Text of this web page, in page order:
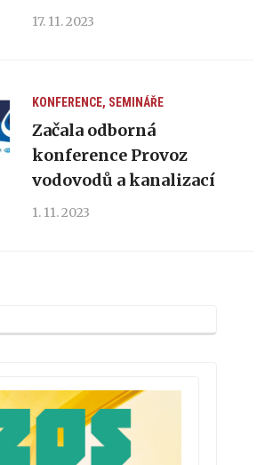
17. 11. 2023
KONFERENCE, SEMINÁŘE
Začala odborná
konference Provoz
vodovodů a kanalizací
1. 11. 2023